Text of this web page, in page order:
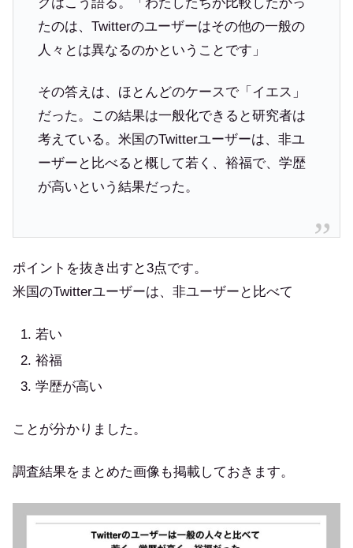
たのは、Twitterのユーザーはその他の一般の
人々とは異なるのかということです」
その答えは、ほとんどのケースで「イエス」
だった。この結果は一般化できると研究者は
考えている。米国のTwitterユーザーは、非ユ
ーザーと比べると概して若く、裕福で、学歴
が高いという結果だった。
ポイントを抜き出すと3点です。
米国のTwitterユーザーは、非ユーザーと比べて
若い
裕福
学歴が高い
ことが分かりました。
調査結果をまとめた画像も掲載しておきます。